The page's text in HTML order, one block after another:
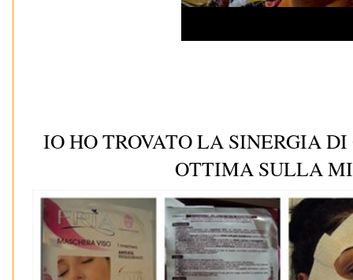
IO HO TROVATO LA SINERGIA
OTTIMA SULLA